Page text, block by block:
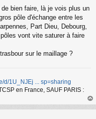
bien faire, là je vois plus un
pôle d'échange entre les
Part Dieu, Debourg,
vont vite saturer à faire
sur le maillage ?
d/1U_NJEj ... sp=sharing
en France, SAUF PARIS :
au